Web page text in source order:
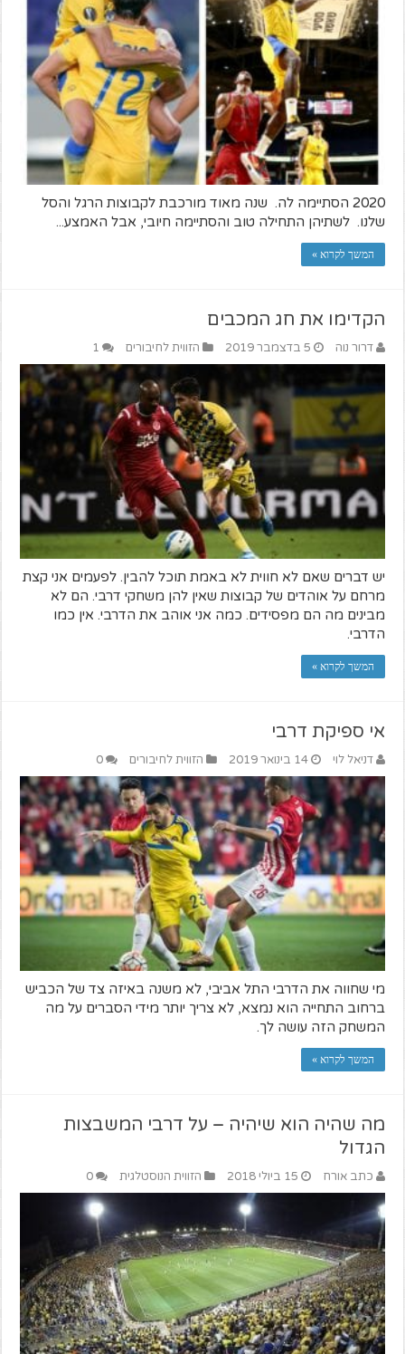
2020 הסתיימה לה. שנה מאוד מורכבת לקבוצות הרגל והסל
שלנו. לשתיהן התחילה טוב והסתיימה חיובי, אבל האמצע...
המשך לקרוא »
הקדימו את חג המכבים
דרור נוה 5 בדצמבר 2019 הזווית לחיבורים 1
יש דברים שאם לא חווית לא באמת תוכל להבין. לפעמים אני קצת
מרחם על אוהדים של קבוצות שאין להן משחקי דרבי. הם לא
מבינים מה הם מפסידים. כמה אני אוהב את הדרבי. אין כמו
הדרבי.
המשך לקרוא »
אי ספיקת דרבי
דניאל לוי 14 בינואר 2019 הזווית לחיבורים 0
מי שחווה את הדרבי התל אביבי, לא משנה באיזה צד של הכביש
ברחוב התחייה הוא נמצא, לא צריך יותר מידי הסברים על מה
המשחק הזה עושה לך.
המשך לקרוא »
מה שהיה הוא שיהיה – על דרבי המשבצות
הגדול
כתב אורח 15 ביולי 2018 הזווית הנוסטלגית 0